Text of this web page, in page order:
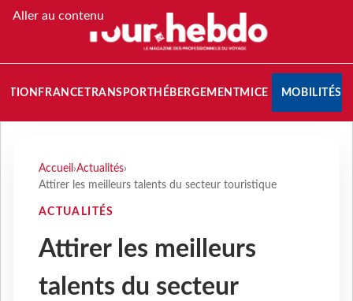
Aller au contenu
FRANCETRANSPORT HÉBERGEMENTMICE MOBILITÉS
Accueil ›Actualités›
Attirer les meilleurs talents du secteur touristique
ACTUALITÉS
Attirer les meilleurs
talents du secteur